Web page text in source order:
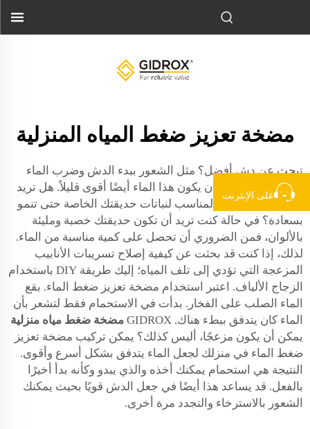
مضخة تعزيز ضغط المياه المنزلية
تبحث عن دش أفضل؟ مثل الشعور ببدء الدش وضرب الماء
الساخن لك. يمكن أن يكون هذا الماء أيضًا أقوى قليلاً. هل تريد
الحفاظ على الري المناسب لنباتات حديقتك الخاصة حتى تنمو
بسعادة؟ في حالة كنت تريد أن تكون حديقتك خصبة ومليئة
بالألوان، فمن الضروري أن تحصل على كمية مناسبة من الماء.
لذلك، إذا كنت قد بحثت عن كيفية إصلاح تسريبات الأنابيب
المزعجة التي تؤدي إلى تلف المياه؛ إليك طريقة DIY باستخدام
الزجاج الألياف. اعتبر استخدام مضخة تعزيز ضغط الماء. بقع
الماء الصلب على الفخار. بدأت في الاستحمام فقط لتشعر بأن
الماء كان يتدفق ببطء هناك. GIDROX
مضخة ضغط مياه منزلية
يمكن أن يكون مزعجًا، أليس كذلك؟ يمكن تركيب مضخة تعزيز
ضغط الماء في منزلك لجعل الماء يتدفق بشكل أسرع وأقوى.
النتيجة هي استحمام يمكنك أخذه والذي يبدو وكأنه بدأ أخيرًا
بالفعل. قد يساعد هذا أيضًا في جعل الدش قويًا بحيث يمكنك
الشعور بالاسترخاء والتجدد مرة أخرى.
على الإنترنت